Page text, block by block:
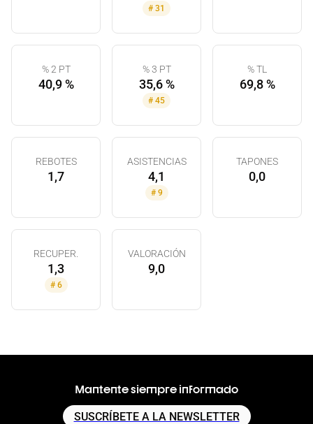
# 31
% 2 PT
40,9 %
% 3 PT
35,6 %
# 45
% TL
69,8 %
REBOTES
1,7
ASISTENCIAS
4,1
# 9
TAPONES
0,0
RECUPER.
1,3
# 6
VALORACIÓN
9,0
Mantente siempre informado
SUSCRÍBETE A LA NEWSLETTER